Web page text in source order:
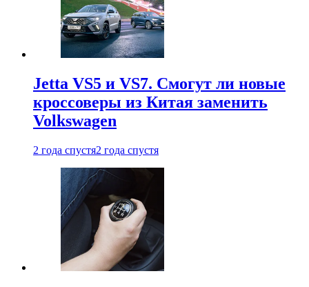
Jetta VS5 и VS7. Смогут ли новые
кроссоверы из Китая заменить
Volkswagen
2 года спустя2 года спустя